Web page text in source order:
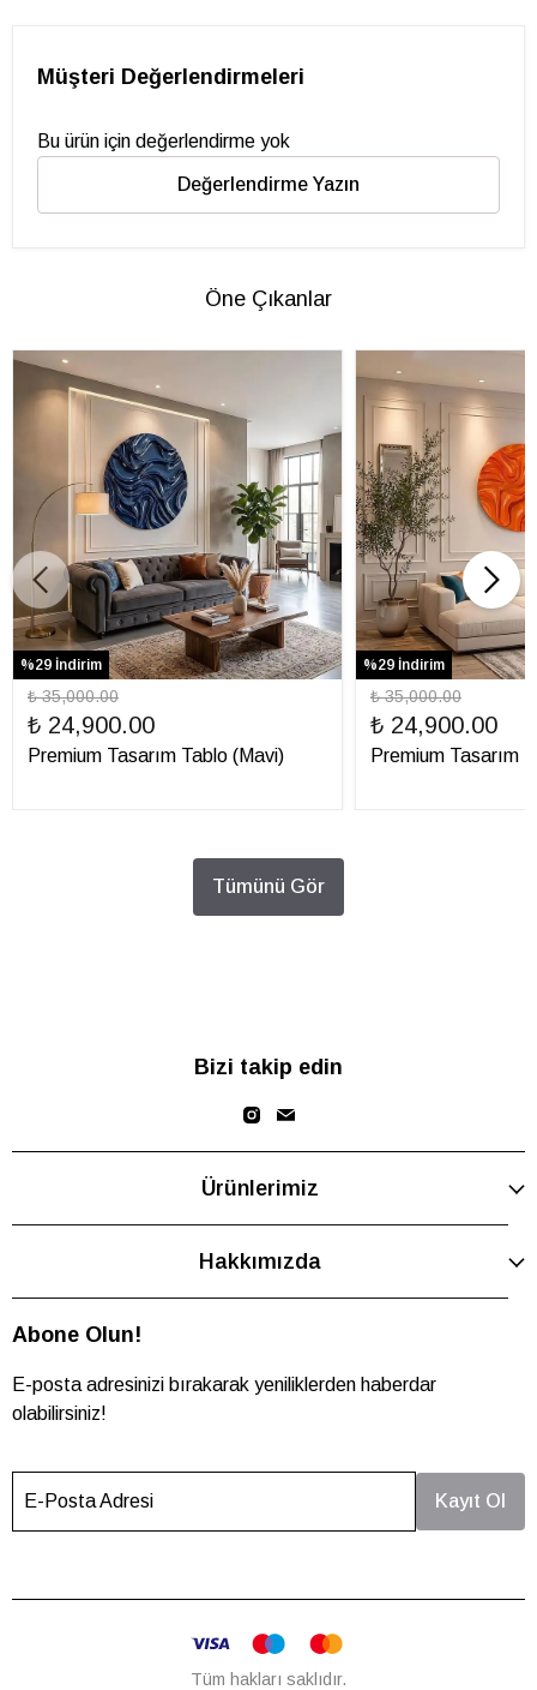
Müşteri Değerlendirmeleri
Bu ürün için değerlendirme yok
Değerlendirme Yazın
Öne Çıkanlar
%29 İndirim
₺ 35,000.00
₺ 24,900.00
Premium Tasarım Tablo (Mavi)
%29 İndirim
₺ 35,000.00
₺ 24,900.00
Premium Tasarım
Tümünü Gör
Bizi takip edin
Ürünlerimiz
Hakkımızda
Abone Olun!
E-posta adresinizi bırakarak yeniliklerden haberdar
olabilirsiniz!
E-Posta Adresi Kayıt Ol
Tüm hakları saklıdır.